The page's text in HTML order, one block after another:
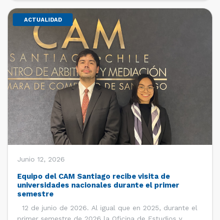
ACTUALIDAD
Junio 12, 2026
Equipo del CAM Santiago recibe visita de
universidades nacionales durante el primer
semestre
12 de junio de 2026. Al igual que en 2025, durante el